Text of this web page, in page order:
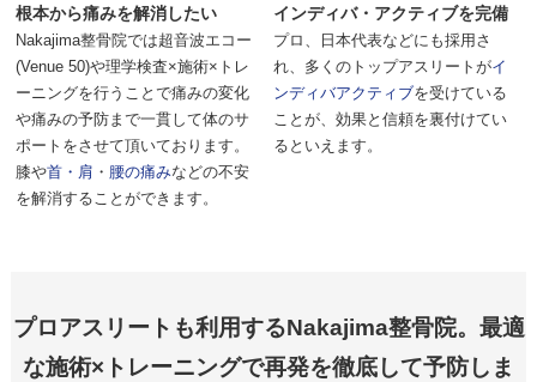
根本から痛みを解消したい
Nakajima整骨院では超音波エコー
(Venue 50)や理学検査×施術×トレ
ーニングを行うことで痛みの変化
や痛みの予防まで一貫して体のサ
ポートをさせて頂いております。
膝や首・肩 ・ 腰の痛みなどの不安
を解消することができます。
インディバ・アクティブを完備
プロ、日本代表などにも採用さ
れ、多くのトップアスリートがイ
ンディバアクティブを受けている
ことが、効果と信頼を裏付けてい
るといえます。
プロアスリートも利用するNakajima整骨院。 最適
な施術×トレーニングで再発を徹底して予防しま